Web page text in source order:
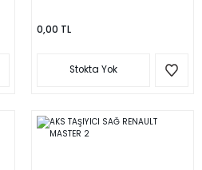
0,00 TL
Stokta Yok